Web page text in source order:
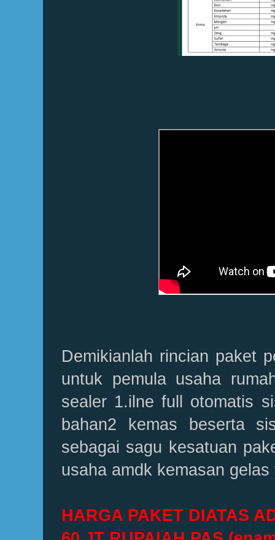
Demikianlah rincian paket
untuk pemula usaha
sealer 1.ilne full otomatis
bahan2 kemas beserta
sebagai sagu kesatuan
usaha amdk kemasan
HARGA PAKET DIATAS